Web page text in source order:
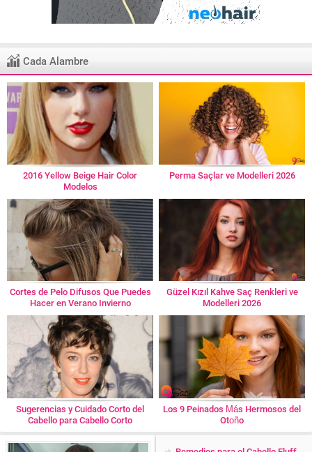
Cada Alambre
2016 Yellow Beige Hair Color
Modelos
Perma Saçlar ve Modelleri 2026
Cortes de Pelo Difusos Que Puedes
Hacer en Verano Invierno
Güzel Kızıl Kahve Saç Renkleri ve
Modelleri 2026
Sugerencias y Cuidado Corto del
Cabello para Cabello Corto
Los 9 Peinados Más Hermosos del
Otoño